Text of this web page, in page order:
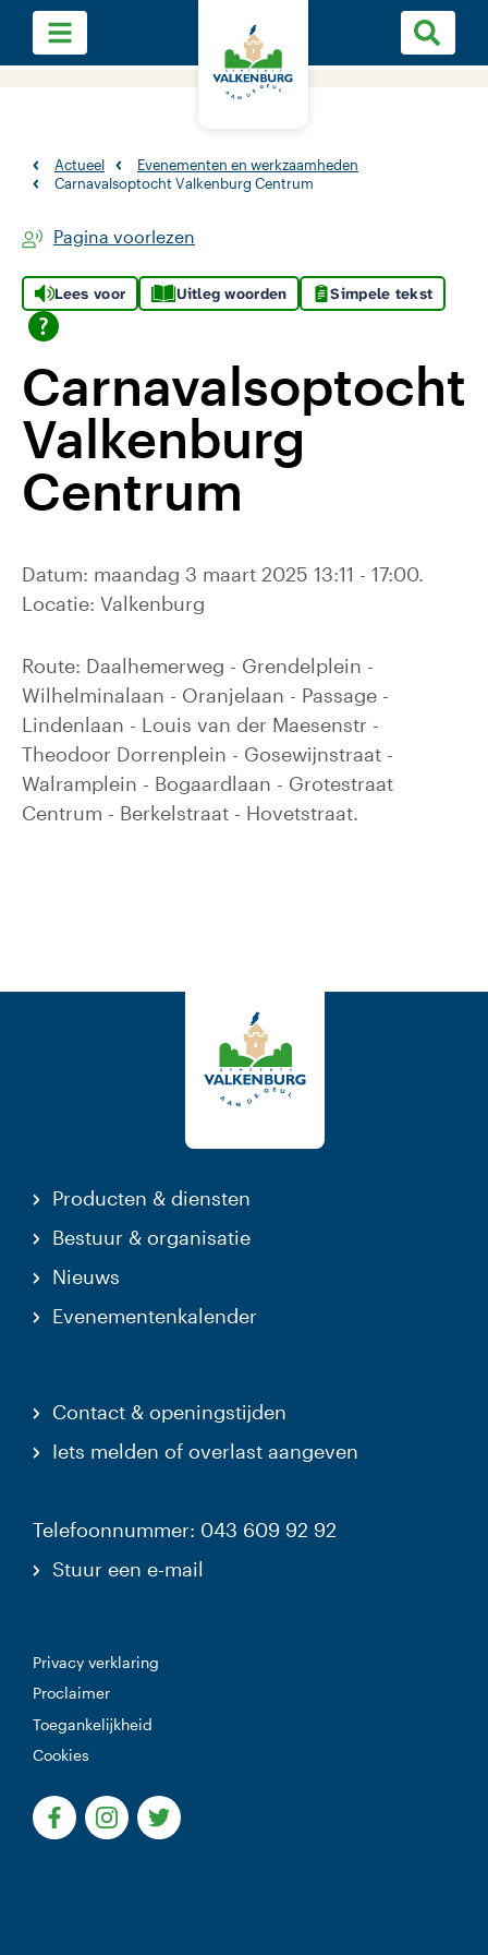
Actueel
Evenementen en werkzaamheden
Carnavalsoptocht Valkenburg Centrum
Pagina voorlezen
Lees voor Uitleg woorden Simpele tekst
Carnavalsoptocht
Valkenburg
Centrum
Datum: maandag 3 maart 2025 13:11 - 17:00.
Locatie: Valkenburg
Route: Daalhemerweg - Grendelplein -
Wilhelminalaan - Oranjelaan - Passage -
Lindenlaan - Louis van der Maesenstr -
Theodoor Dorrenplein - Gosewijnstraat -
Walramplein - Bogaardlaan - Grotestraat
Centrum - Berkelstraat - Hovetstraat.
Producten & diensten
Bestuur & organisatie
Nieuws
Evenementenkalender
Contact & openingstijden
Iets melden of overlast aangeven
Telefoonnummer: 043 609 92 92
Stuur een e-mail
Privacy verklaring
Proclaimer
Toegankelijkheid
Cookies
(Deze link gaat naar een externe website)
(Deze link gaat naar een externe website)
(Deze link gaat naar een externe